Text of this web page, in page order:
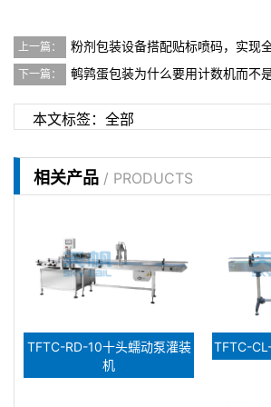
上一篇： 粉剂包装设备搭配贴标喷码，实现
下一篇： 鹌鹑蛋包装为什么要用计数机而不
本文标签： 全部
相关产品 / PRODUCTS
TFTC-RD-10十头蠕动泵灌装
机
TFTC-